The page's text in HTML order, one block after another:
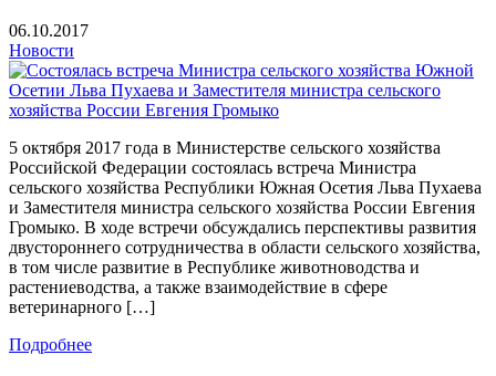
06.10.2017
Новости
5 октября 2017 года в Министерстве сельского хозяйства
Российской Федерации состоялась встреча Министра
сельского хозяйства Республики Южная Осетия Льва Пухаева
и Заместителя министра сельского хозяйства России Евгения
Громыко. В ходе встречи обсуждались перспективы развития
двустороннего сотрудничества в области сельского хозяйства,
в том числе развитие в Республике животноводства и
растениеводства, а также взаимодействие в сфере
ветеринарного […]
Подробнее